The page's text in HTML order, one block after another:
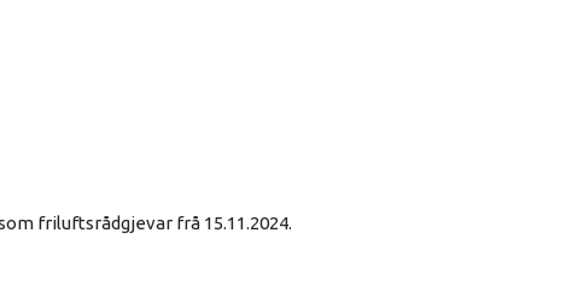
friluftsrådgjevar frå 15.11.2024.